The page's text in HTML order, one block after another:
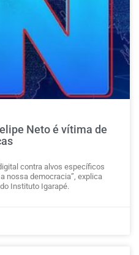
Neto é vítima de
contra alvos específicos
nossa democracia”, explica
Instituto Igarapé.